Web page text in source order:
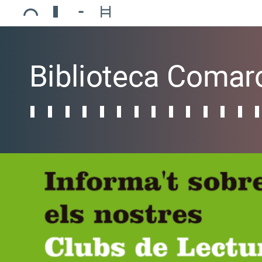
Ajuntament de Mollerussa
Biblioteca Comarcal Jaume Vila
Piscines de Mollerussa